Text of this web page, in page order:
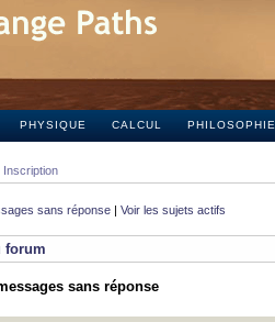
PHYSIQUE CALCUL PHILOSOPHIE
Inscription
sans réponse | Voir les sujets actifs
forum
sans réponse